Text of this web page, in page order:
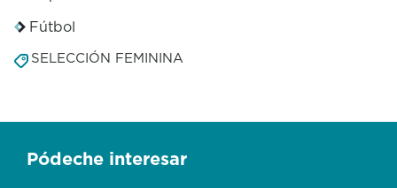
Fútbol
SELECCIÓN FEMININA
Pódeche interesar